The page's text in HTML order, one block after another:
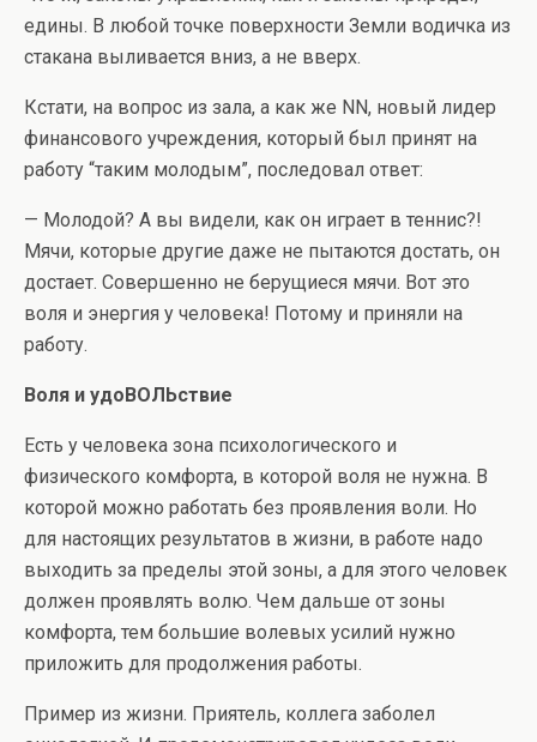
едины. В любой точке поверхности Земли водичка из
стакана выливается вниз, а не вверх.
Кстати, на вопрос из зала, а как же NN, новый лидер
финансового учреждения, который был принят на
работу “таким молодым”, последовал ответ:
— Молодой? А вы видели, как он играет в теннис?!
Мячи, которые другие даже не пытаются достать, он
достает. Совершенно не берущиеся мячи. Вот это
воля и энергия у человека! Потому и приняли на
работу.
Воля и удоВОЛЬствие
Есть у человека зона психологического и
физического комфорта, в которой воля не нужна. В
которой можно работать без проявления воли. Но
для настоящих результатов в жизни, в работе надо
выходить за пределы этой зоны, а для этого человек
должен проявлять волю. Чем дальше от зоны
комфорта, тем большие волевых усилий нужно
приложить для продолжения работы.
Пример из жизни. Приятель, коллега заболел